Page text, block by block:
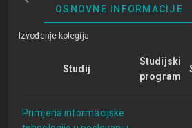
OSNOVNE INFORMACIJE
Izvođenje kolegija
Studij
Studijski
program
Primjena informacijske